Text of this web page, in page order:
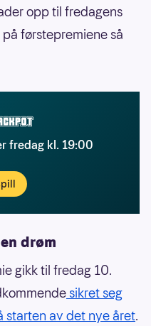
opp til fredagens
førstepremiene så
fredag kl. 19:00
drøm
gikk til fredag 10.
sikret seg
starten av det nye året.